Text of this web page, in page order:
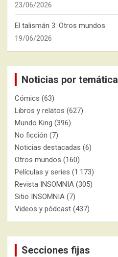
23/06/2026
El talismán 3: Otros mundos
19/06/2026
Noticias por temática
Cómics (63)
Libros y relatos (627)
Mundo King (396)
No ficción (7)
Noticias destacadas (6)
Otros mundos (160)
Películas y series (1.173)
Revista INSOMNIA (305)
Sitio INSOMNIA (7)
Videos y pódcast (437)
Secciones fijas